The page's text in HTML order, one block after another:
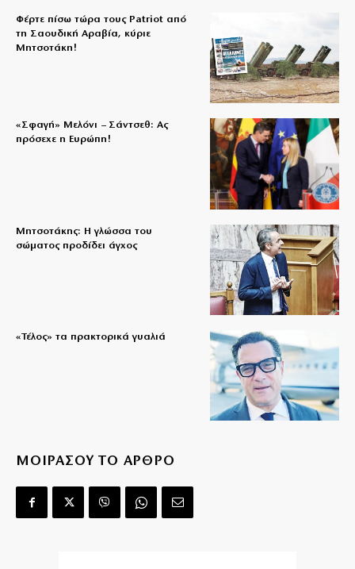
Φέρτε πίσω τώρα τους Patriot από
τη Σαουδική Αραβία, κύριε
Μητσοτάκη!
«Σφαγή» Μελόνι – Σάντσεθ: Ας
πρόσεχε η Ευρώπη!
Μητσοτάκης: Η γλώσσα του
σώματος προδίδει άγχος
«Τέλος» τα πρακτορικά γυαλιά
ΜΟΙΡΑΣΟΥ ΤΟ ΑΡΘΡΟ